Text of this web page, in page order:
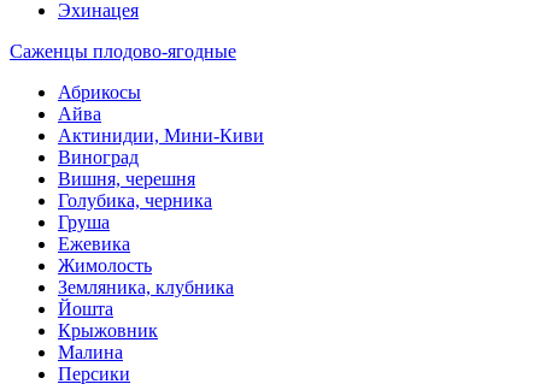
Эхинацея
Саженцы плодово-ягодные
Абрикосы
Айва
Актинидии, Мини-Киви
Виноград
Вишня, черешня
Голубика, черника
Груша
Ежевика
Жимолость
Земляника, клубника
Йошта
Крыжовник
Малина
Персики